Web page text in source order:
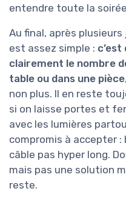
entendre toute la
Au final, après
est assez simple :
clairement le nombre
table ou dans une pièce
non plus. Il en reste
si on laisse portes et
avec les lumières
compromis à accepter
câble pas hyper long.
mais pas une solution
reste.